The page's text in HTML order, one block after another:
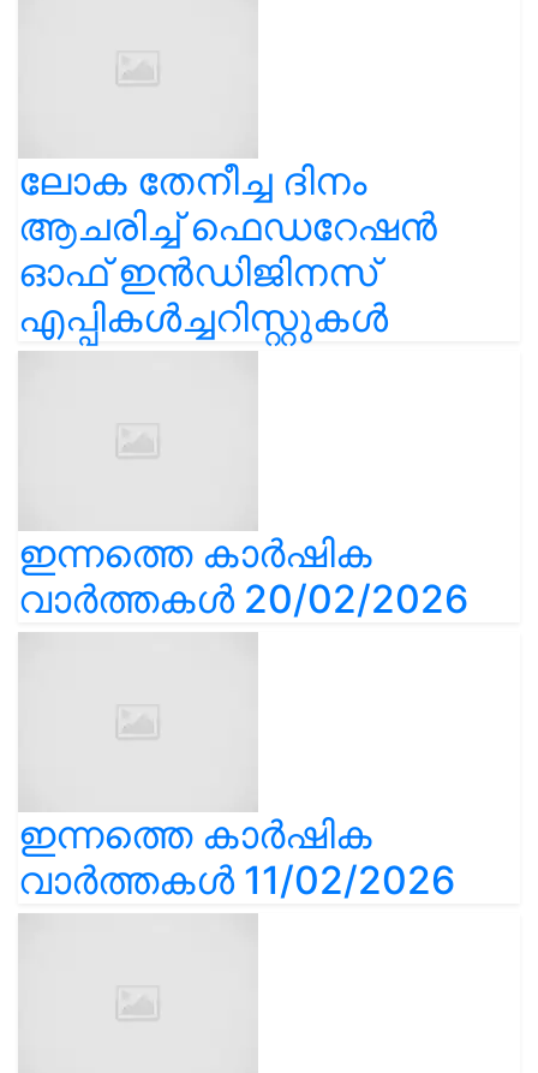
ലോക തേനീച്ച ദിനം
ആചരിച്ച് ഫെഡറേഷൻ
ഓഫ് ഇൻഡിജിനസ്
എപ്പികൾച്ചറിസ്റ്റുകൾ
ഇന്നത്തെ കാർഷിക
വാർത്തകൾ 20/02/2026
ഇന്നത്തെ കാർഷിക
വാർത്തകൾ 11/02/2026